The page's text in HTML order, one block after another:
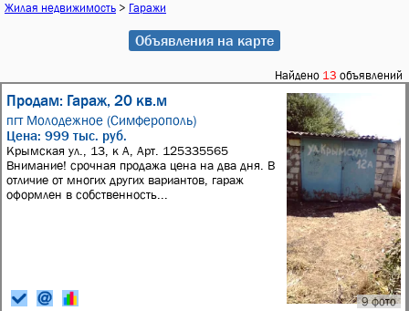
Жилая недвижимость > Гаражи
Объявления на карте
Найдено 13 объявлений
Продам: Гараж, 20 кв.м
пгт Молодежное (Симферополь)
9 фото
Цена: 999 тыс. руб.
Крымская ул., 13, к А, Арт. 125335565
Внимание! срочная продажа цена на два дня. В
отличие от многих других вариантов, гараж
оформлен в собственность...